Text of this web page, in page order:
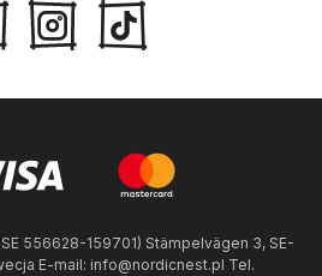
556628-159701) Stämpelvägen 3, SE-
E-mail: info@nordicnest.pl Tel.